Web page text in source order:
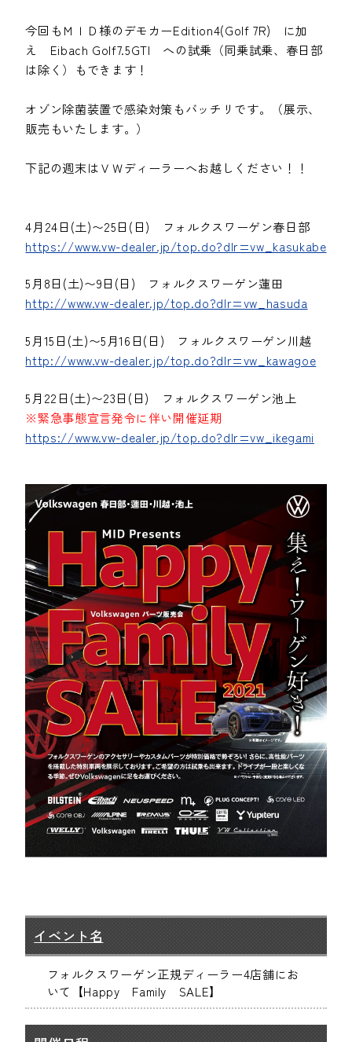
今回もＭＩＤ様のデモカーEdition4(Golf 7R) に加
え Eibach Golf7.5GTI への試乗（同乗試乗、春日部
は除く）もできます！
オゾン除菌装置で感染対策もバッチリです。（展示、
販売もいたします。）
下記の週末はＶＷディーラーへお越しください！！
4月24日(土)〜25日(日) フォルクスワーゲン春日部
https://www.vw-dealer.jp/top.do?dlr=vw_kasukabe
5月8日(土)〜9日(日) フォルクスワーゲン蓮田
http://www.vw-dealer.jp/top.do?dlr=vw_hasuda
5月15日(土)〜5月16日(日) フォルクスワーゲン川越
http://www.vw-dealer.jp/top.do?dlr=vw_kawagoe
5月22日(土)〜23日(日) フォルクスワーゲン池上
※緊急事態宣言発令に伴い開催延期
https://www.vw-dealer.jp/top.do?dlr=vw_ikegami
イベント名
フォルクスワーゲン正規ディーラー4店舗にお
いて【Happy Family SALE】